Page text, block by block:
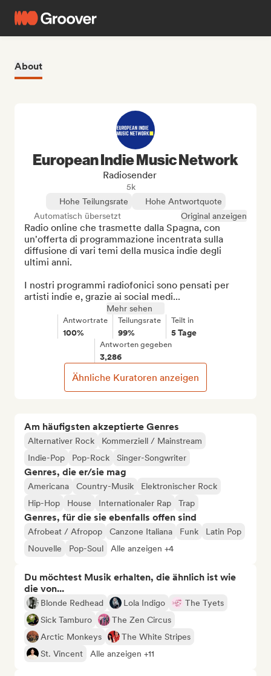
About
Am häufigsten akzeptierte Genres
Alternativer Rock
Kommerziell / Mainstream
Indie-Pop
Pop-Rock Singer-Songwriter
Genres, die er/sie mag
Americana Country-Musik
Elektronischer Rock
Hip-Hop
House Internationaler Rap Trap
Genres, für die sie ebenfalls offen sind
Afrobeat / Afropop Canzone Italiana Funk
Latin Pop
Nouvelle
Pop-Soul Alle anzeigen +4
Du möchtest Musik erhalten, die ähnlich ist wie
die von...
Blonde Redhead Lola Indigo
The Tyets
Sick Tamburo
The Zen Circus
Arctic Monkeys
The White Stripes
St. Vincent
Alle anzeigen +11
European Indie Music Network
Radiosender
5k
Hohe Teilungsrate
Hohe Antwortquote
Automatisch übersetzt
Original anzeigen
Radio online che trasmette dalla Spagna, con
un'offerta di programmazione incentrata sulla
diffusione di vari temi della musica indie degli
ultimi anni.
I nostri programmi radiofonici sono pensati per
artisti indie e, grazie ai social medi...
Mehr sehen
Antwortrate
100%
Teilungsrate
99%
Teilt in
5 Tage
Antworten gegeben
3,286
Ähnliche Kuratoren anzeigen